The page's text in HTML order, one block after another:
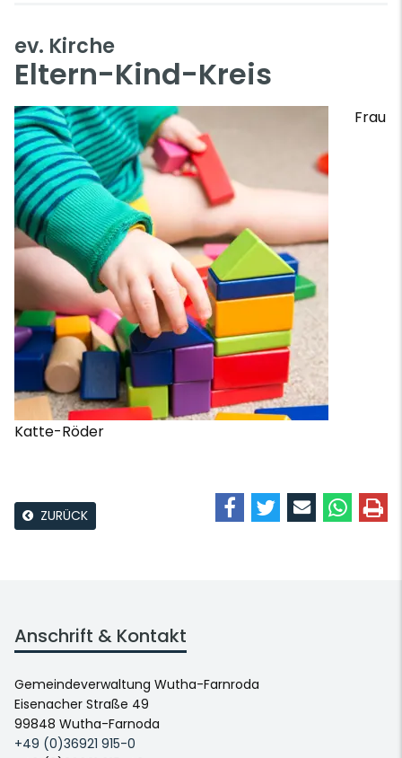
ev. Kirche
Eltern-Kind-Kreis
Frau
Katte-Röder
ZURÜCK
Anschrift & Kontakt
Gemeindeverwaltung Wutha-Farnroda
Eisenacher Straße 49
99848 Wutha-Farnoda
+49 (0)36921 915-0